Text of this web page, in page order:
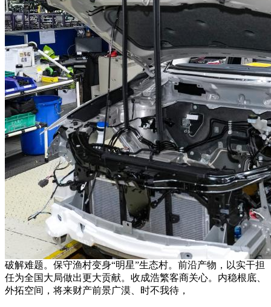
破解难题。保守渔村变身“明星”生态村。前沿产物，以实干担
任为全国大局做出更大贡献。收成浩繁客商关心。内稳根底、
外拓空间，将来财产前景广漠、时不我待，